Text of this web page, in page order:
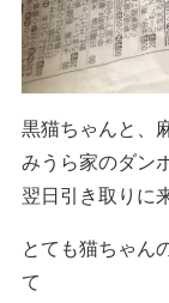
黒猫ちゃんと、
みうら家のダン
翌日引き取りに
とても猫ちゃん
て